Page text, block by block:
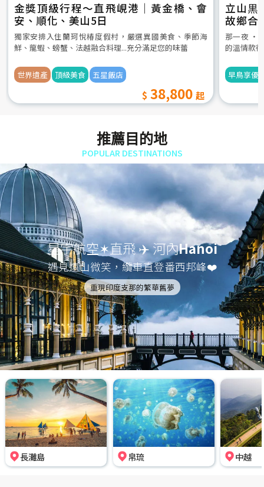
金獎頂級行程～直飛峴港｜黃金橋、會
安、順化、美山5日
獨家安排入住蘭珂悅椿度假村，嚴選異國美食、季節海
鮮、龍蝦、螃蟹、法越融合料理...充分滿足您的味蕾
世界遺產 頂級美食 五星飯店
38,800
立山黒
故鄉合
5日
那一夜 ‧
的溫情款
早鳥享優
推薦目的地
POPULAR DESTINATIONS
星宇航空✶直飛 ✈️ 河內Hanoi
遇見遠山微笑，纜車直登番西邦峰❤️
重現印度支那的繁華舊夢
長灘島 帛琉 中越